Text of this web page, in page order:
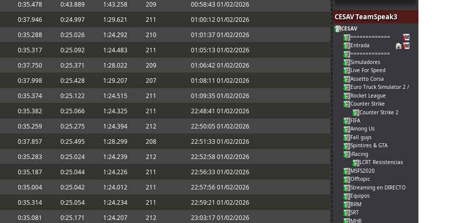
coche
3 así que ni voy a poder el
gustó, como para utilizarlo en una
pude llegar a la hora de carrera.
me ha salido.
carrera no me ha podido pasar
o esperarme no se...
0:35.478 0:43.889 1:43.258 209
00:58:43 01/02/2026
0:37.946 0:24.997 1:29.621 211
01:00:12 01/02/2026
0:35.288 0:25.026 1:24.292 210
01:01:37 01/02/2026
0:35.317 0:25.092 1:24.483 211
01:05:13 01/02/2026
0:37.750 0:25.371 1:28.022 209
01:06:42 01/02/2026
0:37.998 0:25.428 1:29.207 207
01:08:11 01/02/2026
0:35.374 0:25.122 1:24.515 211
01:09:35 01/02/2026
0:35.382 0:25.066 1:24.325 211
22:48:41 01/02/2026
0:35.259 0:25.275 1:24.394 212
22:50:05 01/02/2026
0:37.857 0:25.495 1:28.299 208
22:51:33 01/02/2026
0:35.283 0:25.024 1:24.239 212
22:52:58 01/02/2026
0:35.187 0:25.044 1:24.226 211
22:56:33 01/02/2026
0:35.004 0:25.042 1:24.012 211
22:57:56 01/02/2026
0:35.314 0:25.054 1:24.234 211
22:59:21 01/02/2026
0:35.081 0:25.171 1:24.207 212
23:03:17 01/02/2026
CESAV TeamSpeak3
CESAV
=============
Entrada
=============
Simuladores
Live For Speed
Assetto Corsa
Euro Truck Simulator 2 / American Truck
Rocket League
Counter Strike
Counter Strike 2
FIFA
Among Us
Fall guys
Spintires & GTA
iRacing
LCRT Resistencias
MSFS2020
Offtopic
Streaming en DIRECTO
Equipos
BRM
SRT
MHR